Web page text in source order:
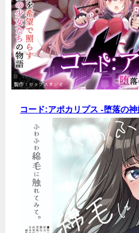
コード:アポカリプス -堕落の